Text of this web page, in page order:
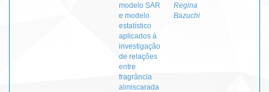
modelo SAR
e modelo
estatístico
aplicados à
investigação
de relações
entre
fragrância
almiscarada
Regina
Bazuchi